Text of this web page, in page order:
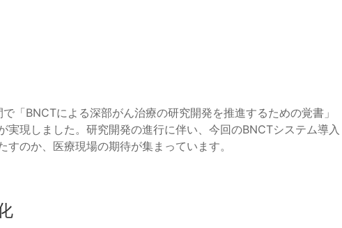
「BNCTによる深部がん治療の研究開発を推進するための覚書」
実現しました。研究開発の進行に伴い、今回のBNCTシステム導入
のか、医療現場の期待が集まっています。